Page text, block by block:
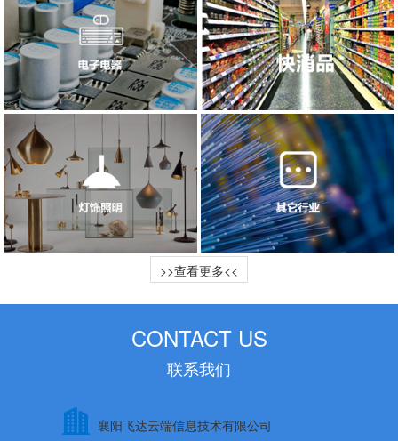
>>查看更多<<
CONTACT US
联系我们
襄阳飞达云端信息技术有限公司